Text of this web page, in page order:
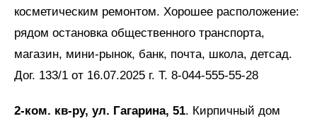
косметическим ремонтом. Хорошее расположение:
рядом остановка общественного транспорта,
магазин, мини-рынок, банк, почта, школа, детсад.
Дог. 133/1 от 16.07.2025 г. Т. 8-044-555-55-28
2-ком. кв-ру, ул. Гагарина, 51. Кирпичный дом